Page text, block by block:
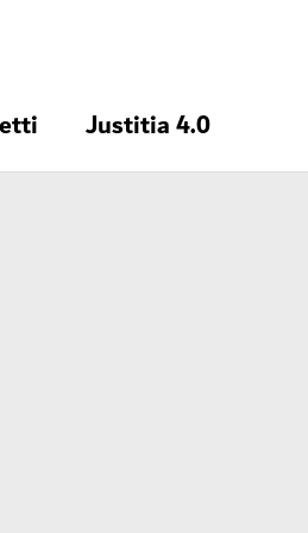
Justitia 4.0